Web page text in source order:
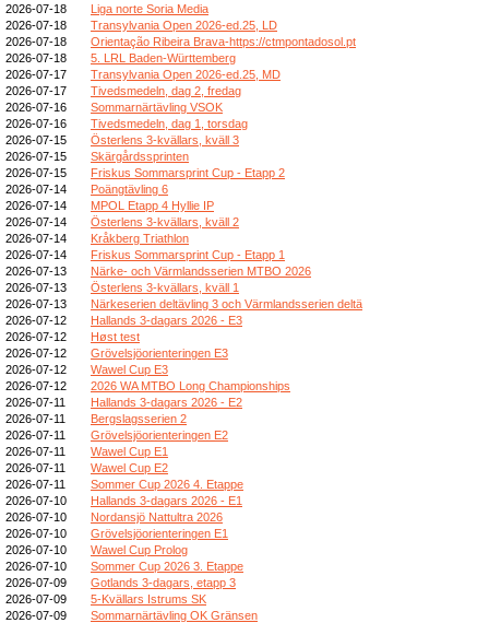
2026-07-18
Liga norte Soria Media
2026-07-18
Transylvania Open 2026-ed.25, LD
2026-07-18
Orientação Ribeira Brava-https://ctmpontadosol.pt
2026-07-18
5. LRL Baden-Württemberg
2026-07-17
Transylvania Open 2026-ed.25, MD
2026-07-17
Tivedsmedeln, dag 2, fredag
2026-07-16
Sommarnärtävling VSOK
2026-07-16
Tivedsmedeln, dag 1, torsdag
2026-07-15
Österlens 3-kvällars, kväll 3
2026-07-15
Skärgårdssprinten
2026-07-15
Friskus Sommarsprint Cup - Etapp 2
2026-07-14
Poängtävling 6
2026-07-14
MPOL Etapp 4 Hyllie IP
2026-07-14
Österlens 3-kvällars, kväll 2
2026-07-14
Kråkberg Triathlon
2026-07-14
Friskus Sommarsprint Cup - Etapp 1
2026-07-13
Närke- och Värmlandsserien MTBO 2026
2026-07-13
Österlens 3-kvällars, kväll 1
2026-07-13
Närkeserien deltävling 3 och Värmlandsserien deltä
2026-07-12
Hallands 3-dagars 2026 - E3
2026-07-12
Høst test
2026-07-12
Grövelsjöorienteringen E3
2026-07-12
Wawel Cup E3
2026-07-12
2026 WA MTBO Long Championships
2026-07-11
Hallands 3-dagars 2026 - E2
2026-07-11
Bergslagsserien 2
2026-07-11
Grövelsjöorienteringen E2
2026-07-11
Wawel Cup E1
2026-07-11
Wawel Cup E2
2026-07-11
Sommer Cup 2026 4. Etappe
2026-07-10
Hallands 3-dagars 2026 - E1
2026-07-10
Nordansjö Nattultra 2026
2026-07-10
Grövelsjöorienteringen E1
2026-07-10
Wawel Cup Prolog
2026-07-10
Sommer Cup 2026 3. Etappe
2026-07-09
Gotlands 3-dagars, etapp 3
2026-07-09
5-Kvällars Istrums SK
2026-07-09
Sommarnärtävling OK Gränsen